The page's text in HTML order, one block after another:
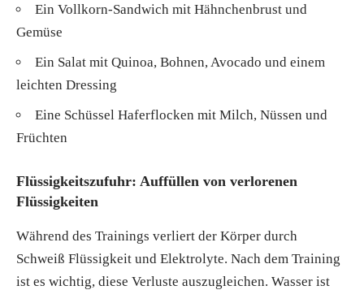
Ein Vollkorn-Sandwich mit Hähnchenbrust und
Gemüse
Ein Salat mit Quinoa, Bohnen, Avocado und einem
leichten Dressing
Eine Schüssel Haferflocken mit Milch, Nüssen und
Früchten
Flüssigkeitszufuhr: Auffüllen von verlorenen
Flüssigkeiten
Während des Trainings verliert der Körper durch
Schweiß Flüssigkeit und Elektrolyte. Nach dem Training
ist es wichtig, diese Verluste auszugleichen. Wasser ist